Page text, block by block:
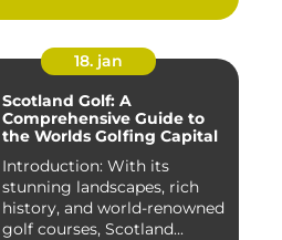
18. jan
Scotland Golf: A
Comprehensive Guide to
the Worlds Golfing Capital
Introduction: With its
stunning landscapes, rich
history, and world-renowned
golf courses, Scotland...